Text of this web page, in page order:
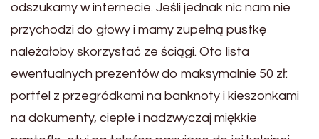
odszukamy w internecie. Jeśli jednak nic nam nie
przychodzi do głowy i mamy zupełną pustkę
należałoby skorzystać ze ściągi. Oto lista
ewentualnych prezentów do maksymalnie 50 zł:
portfel z przegródkami na banknoty i kieszonkami
na dokumenty, ciepłe i nadzwyczaj miękkie